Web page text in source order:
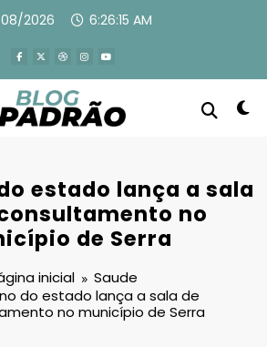
2026 6:26:16 AM
estado lança a sala
no
de Serra
inicial
Saude
do estado lança a sala de
no município de Serra